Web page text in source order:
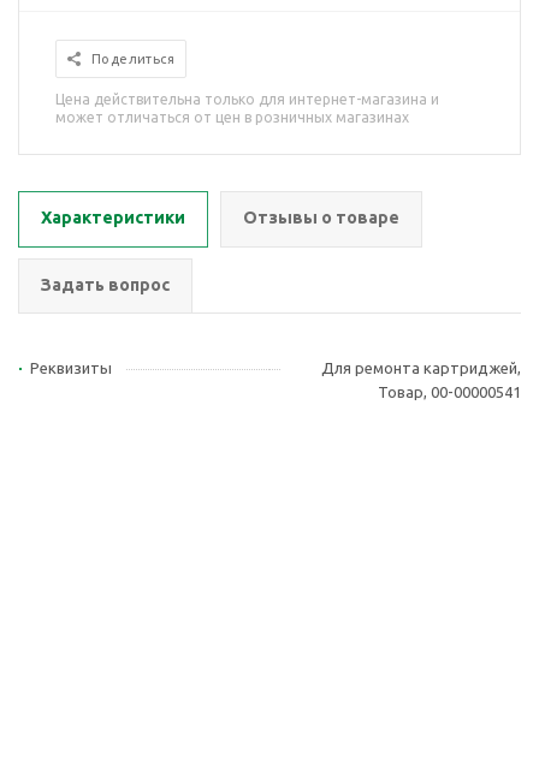
Поделиться
Цена действительна только для интернет-магазина и
может отличаться от цен в розничных магазинах
Характеристики Отзывы о товаре
Задать вопрос
Реквизиты
Для ремонта картриджей,
Товар, 00-00000541